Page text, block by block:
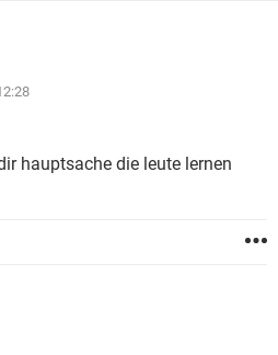
hauptsache die leute lernen